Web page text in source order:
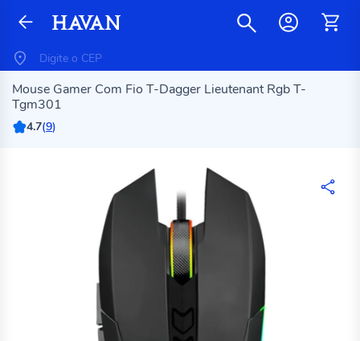
Mouse Gamer Com Fio T-Dagger Lieutenant Rgb T-
Tgm301
4.7(9)